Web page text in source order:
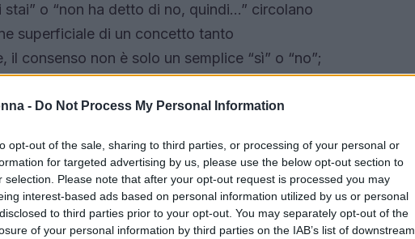
- Do Not Process My Personal Information
opt-out of the sale, sharing to third parties, or processing of your personal or
for targeted advertising by us, please use the below opt-out section to
selection. Please note that after your opt-out request is processed you may
interest-based ads based on personal information utilized by us or personal
to third parties prior to your opt-out. You may separately opt-out of the
of your personal information by third parties on the IAB’s list of downstream
o “non ha detto di no, quindi…” circolano
superficiale di un concetto tanto
consenso non è solo un semplice “sì” o “no”;
sane in cui ogni persona ha la libertà di
Scopriamolo insieme.